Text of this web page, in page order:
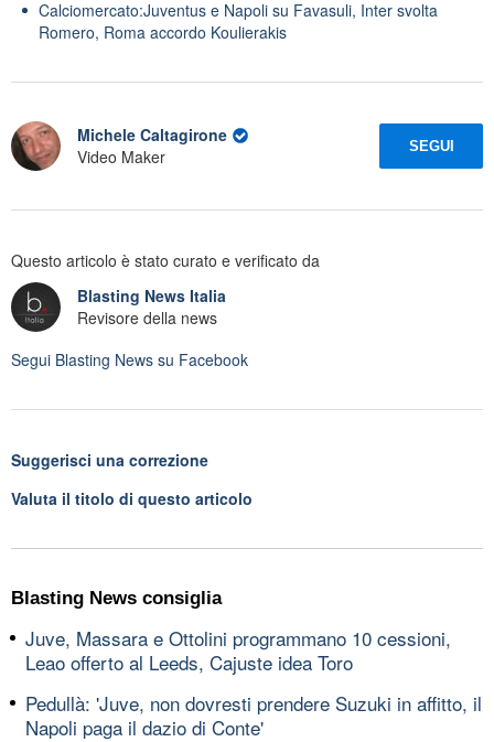
Calciomercato:Juventus e Napoli su Favasuli, Inter svolta
Romero, Roma accordo Koulierakis
Michele Caltagirone
Video Maker
SEGUI
Questo articolo è stato curato e verificato da
Blasting News Italia
Revisore della news
Segui Blasting News su Facebook
Suggerisci una correzione
Valuta il titolo di questo articolo
Blasting News consiglia
Juve, Massara e Ottolini programmano 10 cessioni,
Leao offerto al Leeds, Cajuste idea Toro
Pedullà: 'Juve, non dovresti prendere Suzuki in affitto, il
Napoli paga il dazio di Conte'